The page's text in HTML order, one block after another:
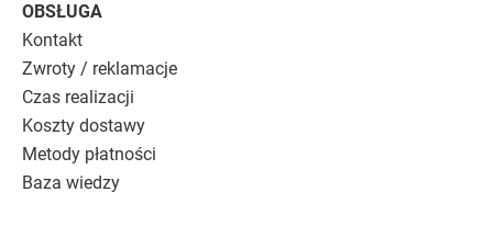
OBSŁUGA
Kontakt
Zwroty / reklamacje
Czas realizacji
Koszty dostawy
Metody płatności
Baza wiedzy